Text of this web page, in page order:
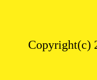
Copyright(c)